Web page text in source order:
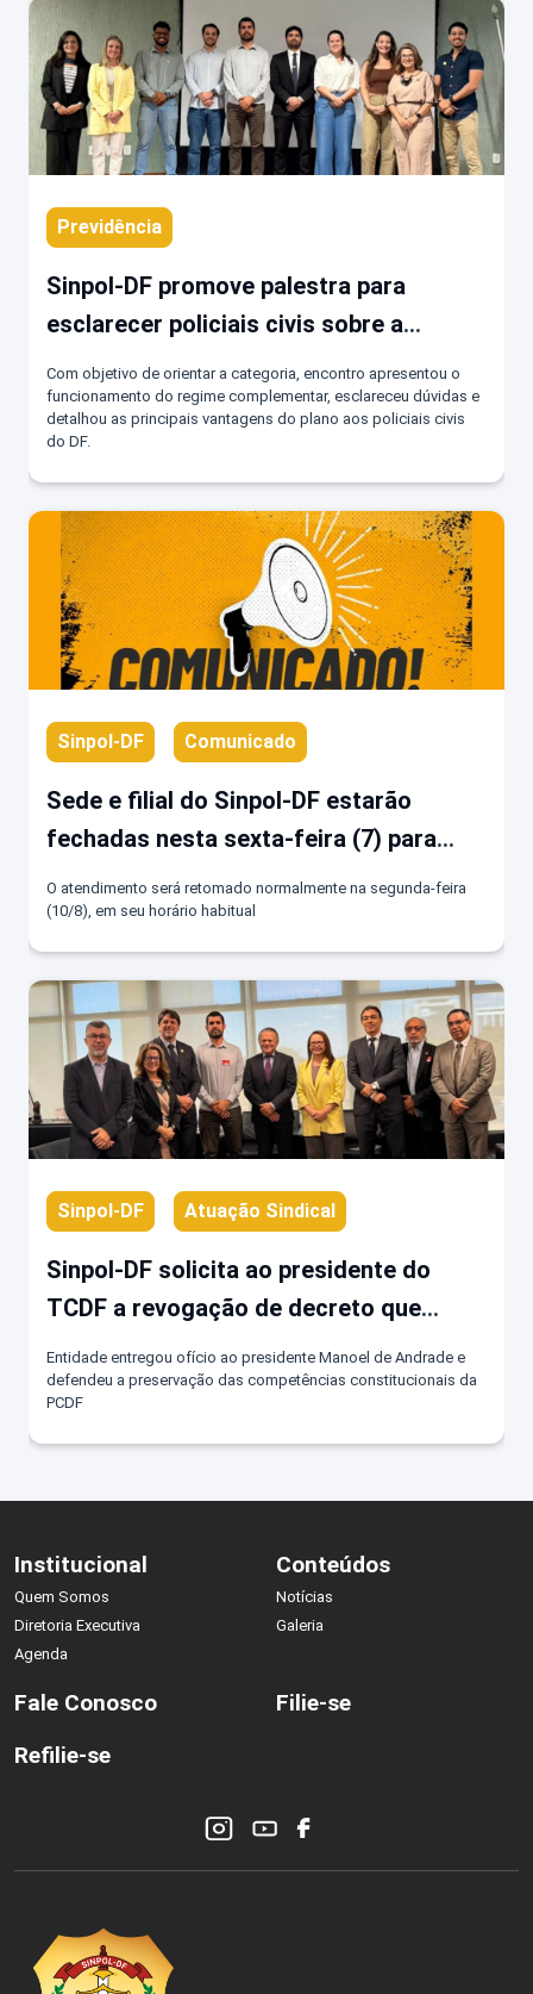
Previdência
Sinpol-DF promove palestra para
esclarecer policiais civis sobre a
previdência complementar da DF-
PREVICOM
Com objetivo de orientar a categoria, encontro apresentou o
funcionamento do regime complementar, esclareceu dúvidas e
detalhou as principais vantagens do plano aos policiais civis
do DF.
Sinpol-DF Comunicado
Sede e filial do Sinpol-DF estarão
fechadas nesta sexta-feira (7) para
reforma e dedetização
O atendimento será retomado normalmente na segunda-feira
(10/8), em seu horário habitual
Sinpol-DF Atuação Sindical
Sinpol-DF solicita ao presidente do
TCDF a revogação de decreto que
fragmenta atribuições exclusivas da
PCDF
Entidade entregou ofício ao presidente Manoel de Andrade e
defendeu a preservação das competências constitucionais da
PCDF
Institucional
Quem Somos
Diretoria Executiva
Agenda
Conteúdos
Notícias
Galeria
Fale Conosco
Filie-se
Refilie-se